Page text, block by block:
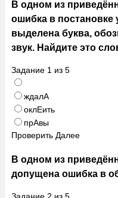
В одном из
ошибка в
выделена буква,
звук. Найдите это
Задание 1из 5
ждалА
оклЕить
прАвы
Проверить Далее
В одном из
допущена ошибка в